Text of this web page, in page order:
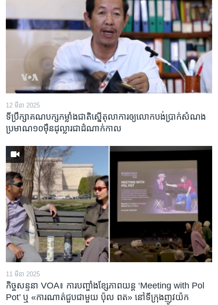
12 មីនា 2025
ទីប្រឹក្សា​គណបក្ស​កម្លាំង​ជាតិ​ស្នើ​តុលាការ​ឲ្យ​លោក​បង់ប្រាក់​សំណង​
ប្រមាណ​១០​ម៉ឺន​ដុល្លារ​ជា​ដំណាក់កាល
11 មីនា 2025
កិច្ចសន្ទនា VOA៖ ការ​បញ្ចាំង​ខ្សែភាពយន្ត ‘Meeting with Pol
Pot’ ឬ «ការណាត់ជួប​ជាមួយ​ ប៉ុល ពត» នៅទីក្រុងញូវយ៉ក​